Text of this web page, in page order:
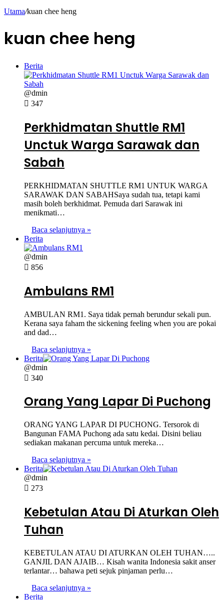
Utama/kuan chee heng
kuan chee heng
Berita
@dmin
347
Perkhidmatan Shuttle RM1
Unctuk Warga Sarawak dan
Sabah
PERKHIDMATAN SHUTTLE RM1 UNTUK WARGA
SARAWAK DAN SABAHSaya sudah tua, tetapi kami
masih boleh berkhidmat. Pemuda dari Sarawak ini
menikmati…
Baca selanjutnya »
Berita
@dmin
856
Ambulans RM1
AMBULAN RM1. Saya tidak pernah berundur sekali pun.
Kerana saya faham the sickening feeling when you are pokai
and dad…
Baca selanjutnya »
Berita
@dmin
340
Orang Yang Lapar Di Puchong
ORANG YANG LAPAR DI PUCHONG. Tersorok di
Bangunan FAMA Puchong ada satu kedai. Disini beliau
sediakan makanan percuma untuk mereka…
Baca selanjutnya »
Berita
@dmin
273
Kebetulan Atau Di Aturkan Oleh
Tuhan
KEBETULAN ATAU DI ATURKAN OLEH TUHAN…..
GANJIL DAN AJAIB… Kisah wanita Indonesia sakit anser
terlantar… bahawa peti sejuk pinjaman perlu…
Baca selanjutnya »
Berita